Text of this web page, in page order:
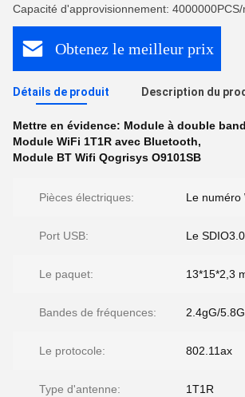
Capacité d'approvisionnement: 4000000PCS/
Obtenez le meilleur prix
Détails de produit Description du
Mettre en évidence: Module à double
Module WiFi 1T1R avec Bluetooth,
Module BT Wifi Qogrisys O9101SB
Pièces électriques: Le numéro
Port USB: Le SDIO3.0
Le paquet: 13*15*2,3
Bandes de fréquences: 2.4gG/
Le protocole: 802.11ax
Type d'antenne: 1T1R